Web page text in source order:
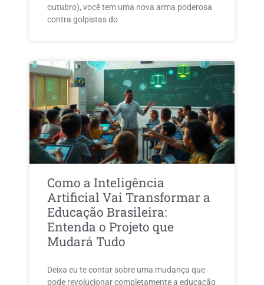
outubro), você tem uma nova arma poderosa
contra golpistas do
Como a Inteligência
Artificial Vai Transformar a
Educação Brasileira:
Entenda o Projeto que
Mudará Tudo
Deixa eu te contar sobre uma mudança que
pode revolucionar completamente a educação